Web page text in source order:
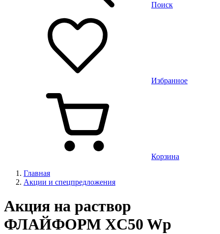
Поиск
Избранное
Корзина
Главная
Акции и спецпредложения
Акция на раствор
ФЛАЙФОРМ XC50 Wp